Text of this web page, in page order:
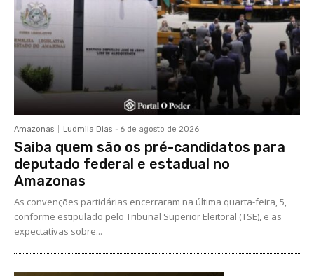
Amazonas Ludmila Dias - 6 de agosto de 2026
Saiba quem são os pré-candidatos para
deputado federal e estadual no
Amazonas
As convenções partidárias encerraram na última quarta-feira, 5,
conforme estipulado pelo Tribunal Superior Eleitoral (TSE), e as
expectativas sobre...